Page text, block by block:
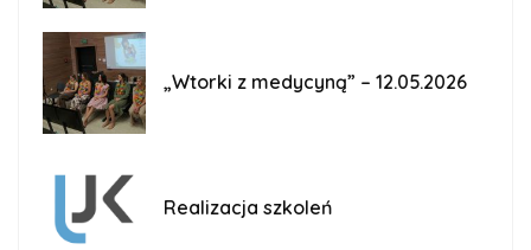
„Wtorki z medycyną” – 12.05.2026
Realizacja szkoleń